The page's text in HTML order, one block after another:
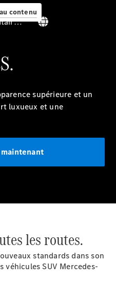
contenu
Prestataire / Protection des données
supérieure et un
luxueux et une
les routes.
standards dans son
véhicules SUV Mercedes-